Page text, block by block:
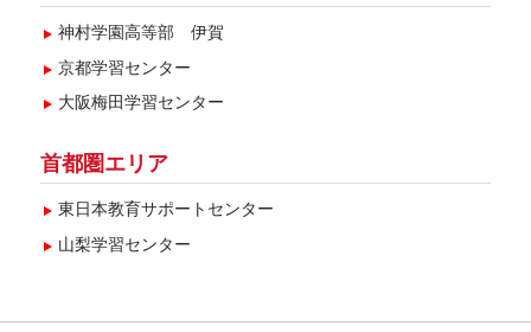
神村学園高等部 伊賀
京都学習センター
大阪梅田学習センター
首都圏エリア
東日本教育サポートセンター
山梨学習センター